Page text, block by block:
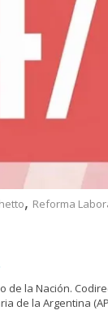
, Reforma
la Nación.
de la Argentina